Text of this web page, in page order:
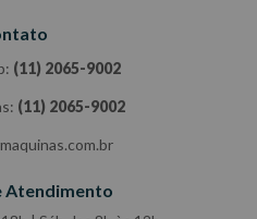
(11) 2065-9002
(11) 2065-9002
Atendimento